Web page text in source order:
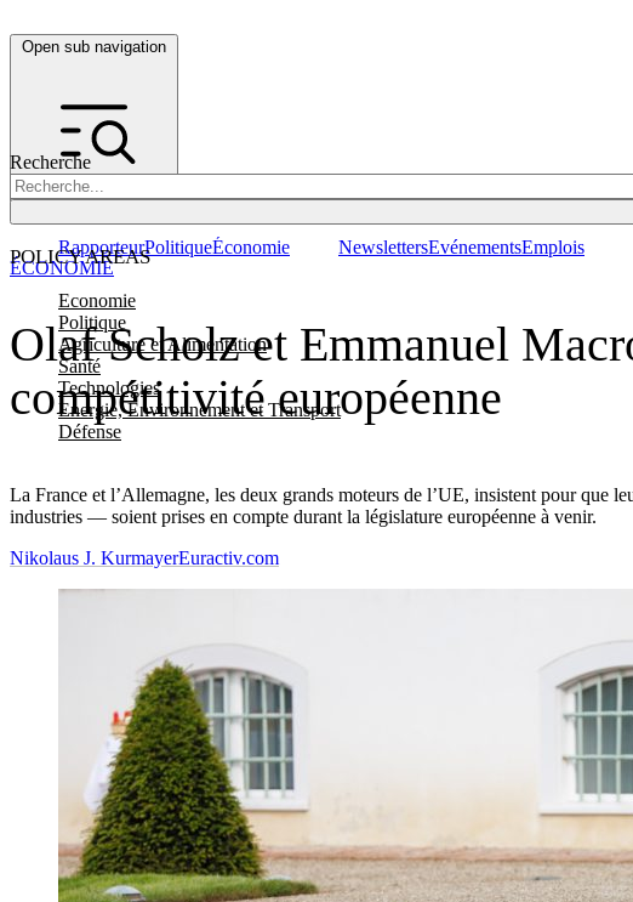
Open sub navigation
Recherche
POLICY AREAS
Economie
Politique
Agriculture et Alimentation
Santé
Technologies
Energie, Environnement et Transport
Défense
RapporteurPolitiqueÉconomie NewslettersEvénementsEmplois
Olaf Scholz et Emmanuel
compétitivité européenne
La France et l’Allemagne, les deux grands moteurs de l’UE, insistent pour que
industries — soient prises en compte durant la législature européenne à venir.
ÉCONOMIE
Nikolaus J. KurmayerEuractiv.com